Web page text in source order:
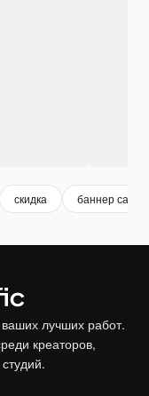
скидка баннер сайта
лучших работ.
креаторов,